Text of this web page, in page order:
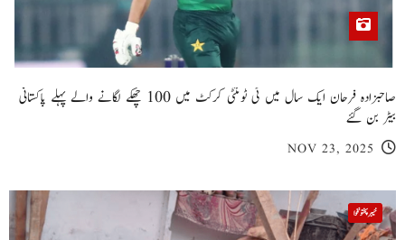
صاحبزادہ فرحان ایک سال میں ٹی ٹوئنٹی کرکٹ میں 100 چھکے لگانے والے پہلے پاکستانی
بیٹر بن گئے
NOV 23, 2025
خیبر پختونخوا